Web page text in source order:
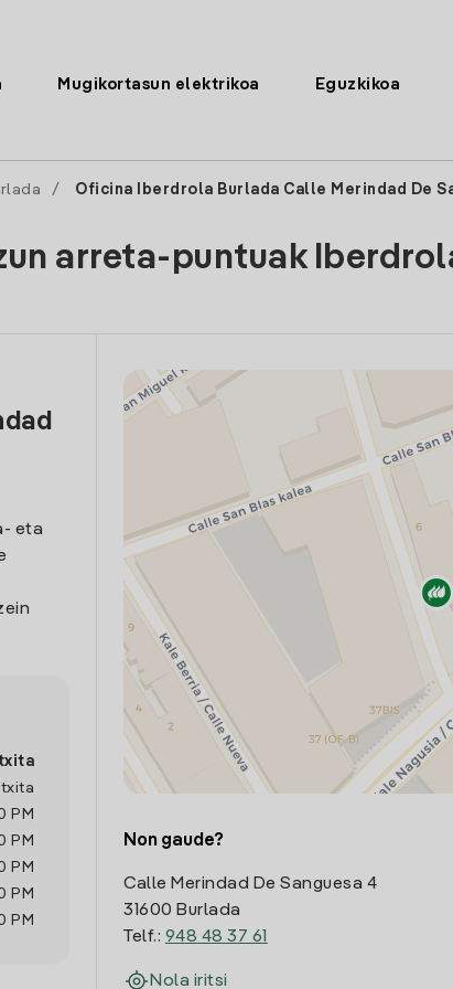
Mugikortasun elektrikoa Eguzkikoa
/ Oficina Iberdrola Burlada Calle Merindad De
arreta-puntuak
eta
PM
PM
PM
PM
PM
Non gaude?
Calle Merindad De Sanguesa 4
31600 Burlada
Telf.: 948 48 37 61
Nola iritsi